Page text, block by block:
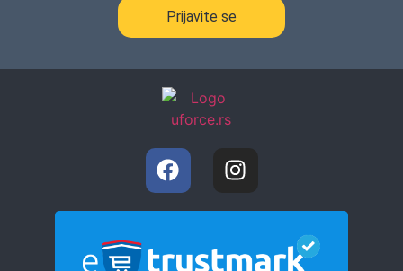
Prijavite se